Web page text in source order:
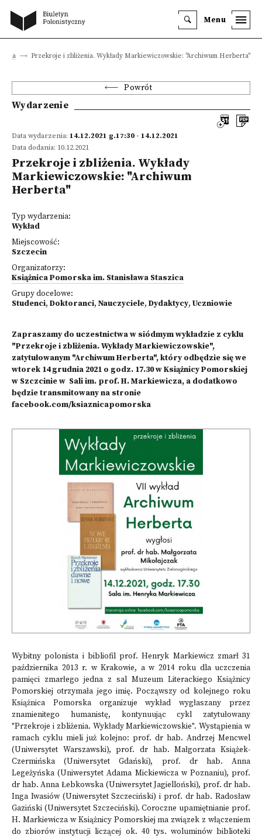
Menu
Przekroje i zbliżenia. Wykłady Markiewiczowskie: "Archiwum Herberta"
Powrót
Wydarzenie
Data wydarzenia: 14.12.2021 g.17:30 - 14.12.2021
Data dodania: 10.12.2021
Przekroje i zbliżenia. Wykłady
Markiewiczowskie: "Archiwum
Herberta"
Typ wydarzenia:
Wykład
Miejscowość:
Szczecin
Organizatorzy:
Książnica Pomorska im. Stanisława Staszica
Grupy docelowe:
Studenci, Doktoranci, Nauczyciele, Dydaktycy, Uczniowie
Zapraszamy do uczestnictwa w siódmym wykładzie z cyklu
"Przekroje i zbliżenia. Wykłady Markiewiczowskie",
zatytułowanym "Archiwum Herberta", który odbędzie się we
wtorek 14 grudnia 2021 o godz. 17.30 w Książnicy Pomorskiej
w Szczcinie w Sali im. prof. H. Markiewicza, a dodatkowo
będzie transmitowany na stronie
facebook.com/ksiaznicapomorska
Wybitny polonista i bibliofil prof. Henryk Markiewicz zmarł 31
października 2013 r. w Krakowie, a w 2014 roku dla uczczenia
pamięci zmarłego jedna z sal Muzeum Literackiego Książnicy
Pomorskiej otrzymała jego imię. Począwszy od kolejnego roku
Książnica Pomorska organizuje wykład wygłaszany przez
znamienitego humanistę, kontynuując cykl zatytułowany
"Przekroje i zbliżenia. Wykłady Markiewiczowskie". Wystąpienia w
ramach cyklu mieli już kolejno: prof. dr hab. Andrzej Mencwel
(Uniwersytet Warszawski), prof. dr hab. Małgorzata Książek-
Czermińska (Uniwersytet Gdański), prof. dr hab. Anna
Legeżyńska (Uniwersytet Adama Mickiewicza w Poznaniu), prof.
dr hab. Anna Łebkowska (Uniwersytet Jagielloński), prof. dr hab.
Inga Iwasiów (Uniwersytet Szczeciński) i prof. dr hab. Radosław
Gaziński (Uniwersytet Szczeciński). Coroczne upamiętnianie prof.
H. Markiewicza w Książnicy Pomorskiej ma związek z włączeniem
do zbiorów instytucji liczącej ok. 40 tys. woluminów biblioteki